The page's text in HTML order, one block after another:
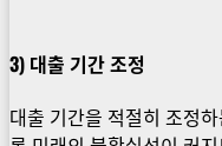
3) 대출 기간 조정
대출 기간을 적절히 조정